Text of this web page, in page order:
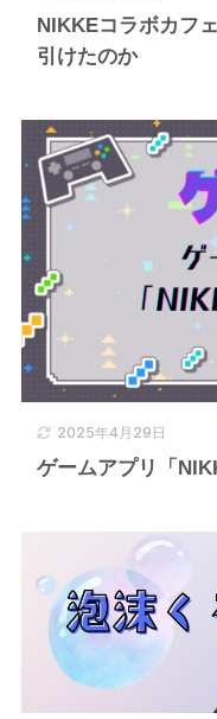
NIKKEコラボカフ
引けたのか
2025年4月29日
ゲームアプリ「